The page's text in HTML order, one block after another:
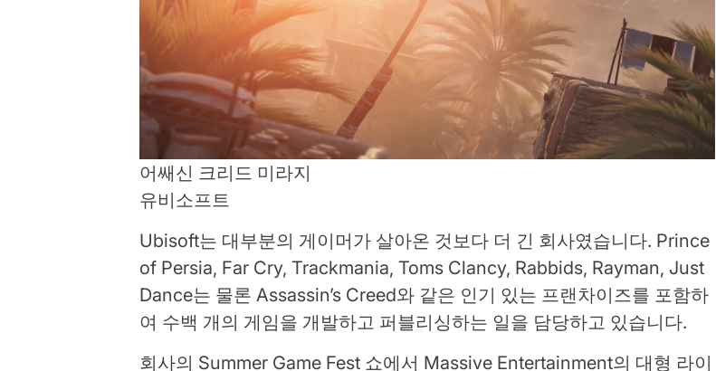
어쌔신 크리드 미라지
유비소프트
Ubisoft는 대부분의 게이머가 살아온 것보다 더 긴 회사였습니다. Prince
of Persia, Far Cry, Trackmania, Toms Clancy, Rabbids, Rayman, Just
Dance는 물론 Assassin’s Creed와 같은 인기 있는 프랜차이즈를 포함하
여 수백 개의 게임을 개발하고 퍼블리싱하는 일을 담당하고 있습니다.
회사의 Summer Game Fest 쇼에서 Massive Entertainment의 대형 라이